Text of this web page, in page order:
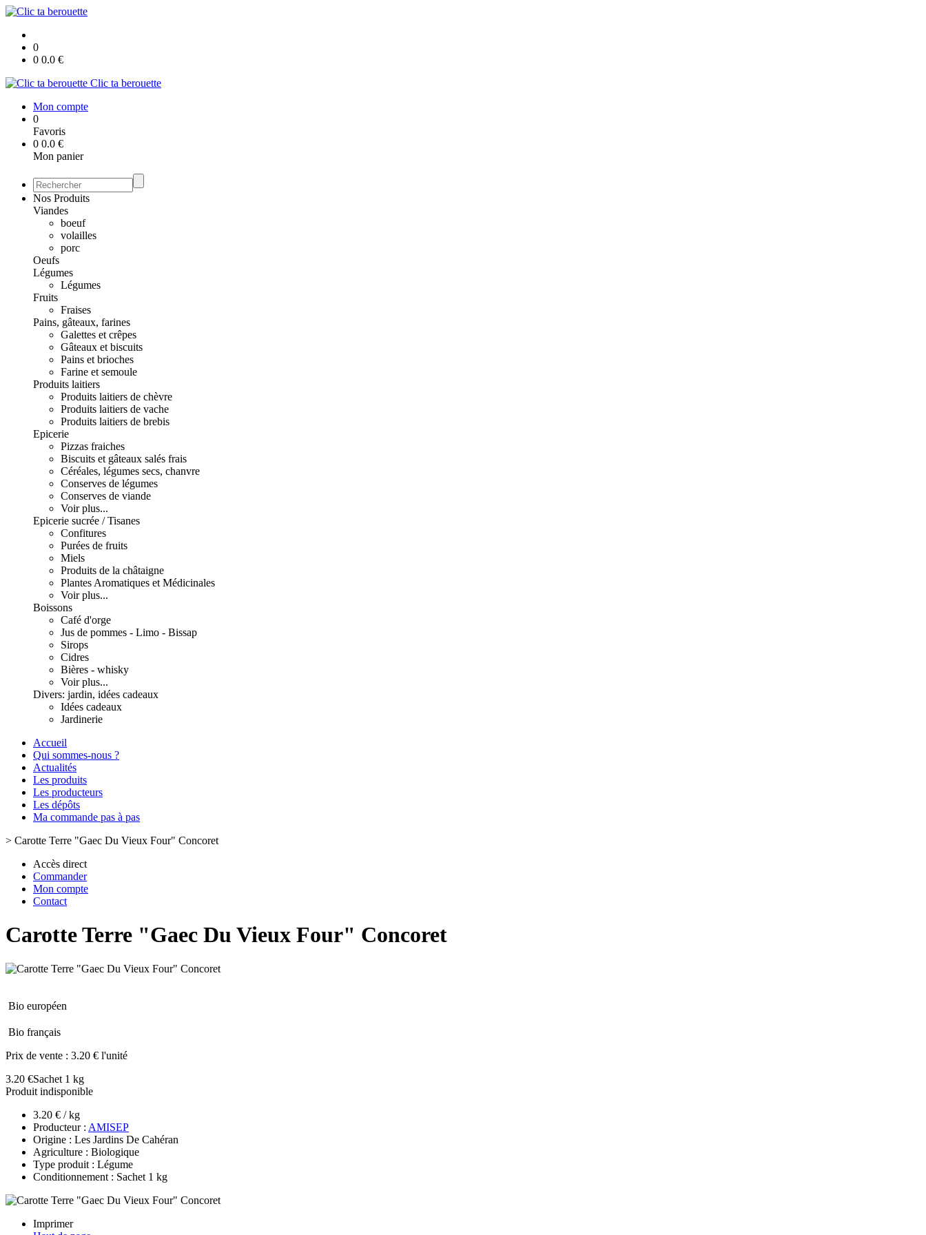
0
0 0.0 €
Clic ta berouette
Mon compte
0
Favoris
0 0.0 €
Mon panier
Nos Produits
Viandes
boeuf
volailles
porc
Oeufs
Légumes
Légumes
Fruits
Fraises
Pains, gâteaux, farines
Galettes et crêpes
Gâteaux et biscuits
Pains et brioches
Farine et semoule
Produits laitiers
Produits laitiers de chèvre
Produits laitiers de vache
Produits laitiers de brebis
Epicerie
Pizzas fraiches
Biscuits et gâteaux salés frais
Céréales, légumes secs, chanvre
Conserves de légumes
Conserves de viande
Voir plus...
Epicerie sucrée / Tisanes
Confitures
Purées de fruits
Miels
Produits de la châtaigne
Plantes Aromatiques et Médicinales
Voir plus...
Boissons
Café d'orge
Jus de pommes - Limo - Bissap
Sirops
Cidres
Bières - whisky
Voir plus...
Divers: jardin, idées cadeaux
Idées cadeaux
Jardinerie
Accueil
Qui sommes-nous ?
Actualités
Les produits
Les producteurs
Les dépôts
Ma commande pas à pas
> Carotte Terre "Gaec Du Vieux Four" Concoret
Accès direct
Commander
Mon compte
Contact
Carotte Terre "Gaec Du Vieux Four" Concoret
Bio européen
Bio français
Prix de vente : 3.20 € l'unité
3.20 €Sachet 1 kg
Produit indisponible
3.20 € / kg
Producteur : AMISEP
Origine : Les Jardins De Cahéran
Agriculture : Biologique
Type produit : Légume
Conditionnement : Sachet 1 kg
Imprimer